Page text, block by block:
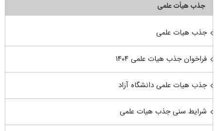
جذب هیأت علمی
جذب هیات علمی
فراخوان جذب هیات علمی ۱۴۰۴
جذب هیات علمی دانشگاه آزاد
شرایط سنی جذب هیات علمی